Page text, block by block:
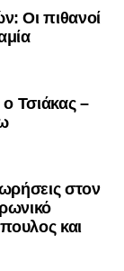
Οι πιθανοί
Τσιάκας –
στον
και